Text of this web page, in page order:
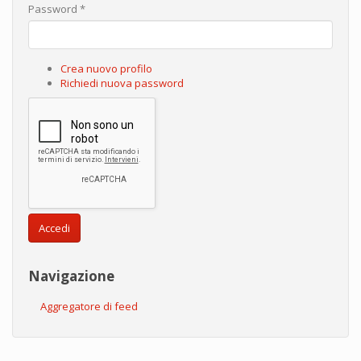
Password *
Crea nuovo profilo
Richiedi nuova password
Accedi
Navigazione
Aggregatore di feed